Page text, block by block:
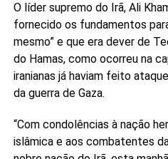
O líder supremo do Irã, Ali
fornecido os fundamentos
mesmo” e que era dever de
do Hamas, como ocorreu na
iranianas já haviam feito
da guerra de Gaza.
“Com condolências à nação
islâmica e aos combatentes